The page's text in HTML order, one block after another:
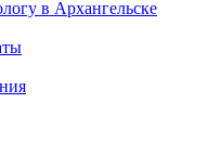
в Архангельске